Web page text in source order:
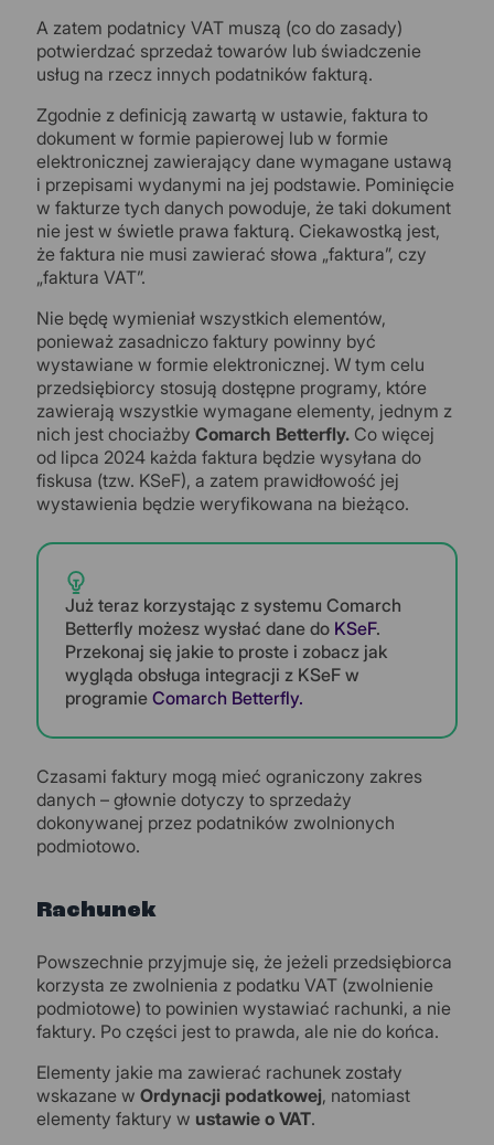
A zatem podatnicy VAT muszą (co do zasady)
potwierdzać sprzedaż towarów lub świadczenie
usług na rzecz innych podatników fakturą.
Zgodnie z definicją zawartą w ustawie, faktura to
dokument w formie papierowej lub w formie
elektronicznej zawierający dane wymagane ustawą
i przepisami wydanymi na jej podstawie. Pominięcie
w fakturze tych danych powoduje, że taki dokument
nie jest w świetle prawa fakturą. Ciekawostką jest,
że faktura nie musi zawierać słowa „faktura”, czy
„faktura VAT”.
Nie będę wymieniał wszystkich elementów,
ponieważ zasadniczo faktury powinny być
wystawiane w formie elektronicznej. W tym celu
przedsiębiorcy stosują dostępne programy, które
zawierają wszystkie wymagane elementy, jednym z
nich jest chociażbyComarch Betterfly. Co więcej
od lipca 2024 każda faktura będzie wysyłana do
fiskusa (tzw. KSeF), a zatem prawidłowość jej
wystawienia będzie weryfikowana na bieżąco.
Już teraz korzystając z systemu Comarch
Betterfly możesz wysłać dane do KSeF.
Przekonaj się jakie to proste i zobacz jak
wygląda obsługa integracji z KSeF w
programieComarch Betterfly.
Czasami faktury mogą mieć ograniczony zakres
danych – głownie dotyczy to sprzedaży
dokonywanej przez podatników zwolnionych
podmiotowo.
Rachunek
Powszechnie przyjmuje się, że jeżeli przedsiębiorca
korzysta ze zwolnienia z podatku VAT (zwolnienie
podmiotowe) to powinien wystawiać rachunki, a nie
faktury. Po części jest to prawda, ale nie do końca.
Elementy jakie ma zawierać rachunek zostały
wskazane wOrdynacji podatkowej, natomiast
elementy faktury w ustawie o VAT.